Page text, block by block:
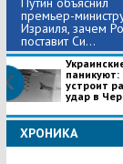
премьер-
Израиля, зачем
поставит Си...
паникуют:
устроит
удар в
ХРОНИКА